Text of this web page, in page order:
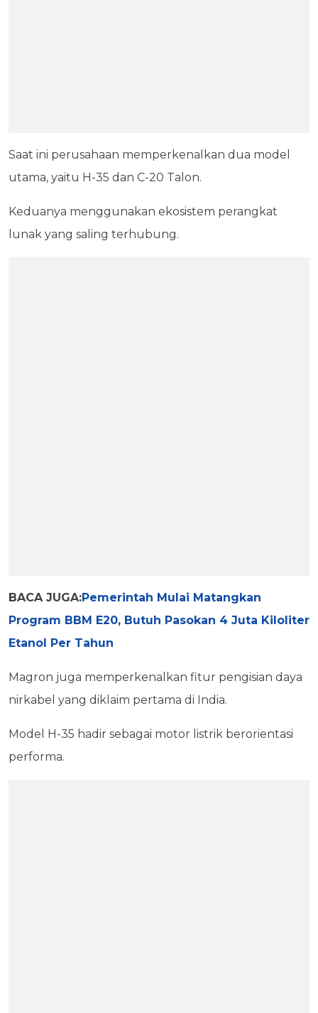
Saat ini perusahaan memperkenalkan dua model
utama, yaitu H-35 dan C-20 Talon.
Keduanya menggunakan ekosistem perangkat
lunak yang saling terhubung.
BACA JUGA:Pemerintah Mulai Matangkan
Program BBM E20, Butuh Pasokan 4 Juta Kiloliter
Etanol Per Tahun
Magron juga memperkenalkan fitur pengisian daya
nirkabel yang diklaim pertama di India.
Model H-35 hadir sebagai motor listrik berorientasi
performa.